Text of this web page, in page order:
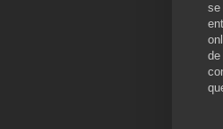
se
de